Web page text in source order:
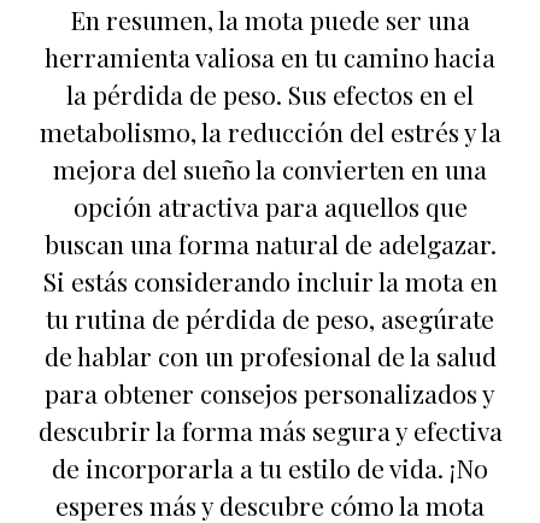
En resumen, la mota puede ser una
herramienta valiosa en tu camino hacia
la pérdida de peso. Sus efectos en el
metabolismo, la reducción del estrés y la
mejora del sueño la convierten en una
opción atractiva para aquellos que
buscan una forma natural de adelgazar.
Si estás considerando incluir la mota en
tu rutina de pérdida de peso, asegúrate
de hablar con un profesional de la salud
para obtener consejos personalizados y
descubrir la forma más segura y efectiva
de incorporarla a tu estilo de vida. ¡No
esperes más y descubre cómo la mota